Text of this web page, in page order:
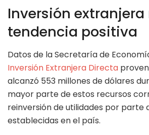
Inversión
tendencia positiva
Datos de la Secretaría de
Inversión Extranjera Directa
alcanzó 553 millones de dólares
mayor parte de estos recursos
reinversión de utilidades por parte
establecidas en el país.